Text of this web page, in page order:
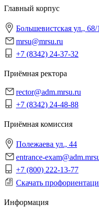
Главный корпус
Большевистская ул., 68/1
mrsu@mrsu.ru
+7 (8342) 24-37-32
Приёмная ректора
rector@adm.mrsu.ru
+7 (8342) 24-48-88
Приёмная комиссия
Полежаева ул., 44
entrance-
+7 (800) 222-13-77
Скачать
Информация